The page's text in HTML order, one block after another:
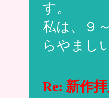
す。
私は、９
らやまし
Re: 新作